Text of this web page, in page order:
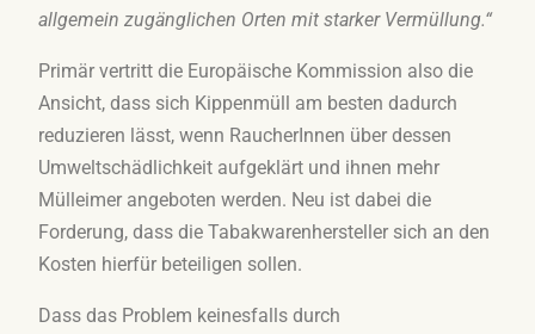
allgemein zugänglichen Orten mit starker Vermüllung.“
Primär vertritt die Europäische Kommission also die
Ansicht, dass sich Kippenmüll am besten dadurch
reduzieren lässt, wenn RaucherInnen über dessen
Umweltschädlichkeit aufgeklärt und ihnen mehr
Mülleimer angeboten werden. Neu ist dabei die
Forderung, dass die Tabakwarenhersteller sich an den
Kosten hierfür beteiligen sollen.
Dass das Problem keinesfalls durch